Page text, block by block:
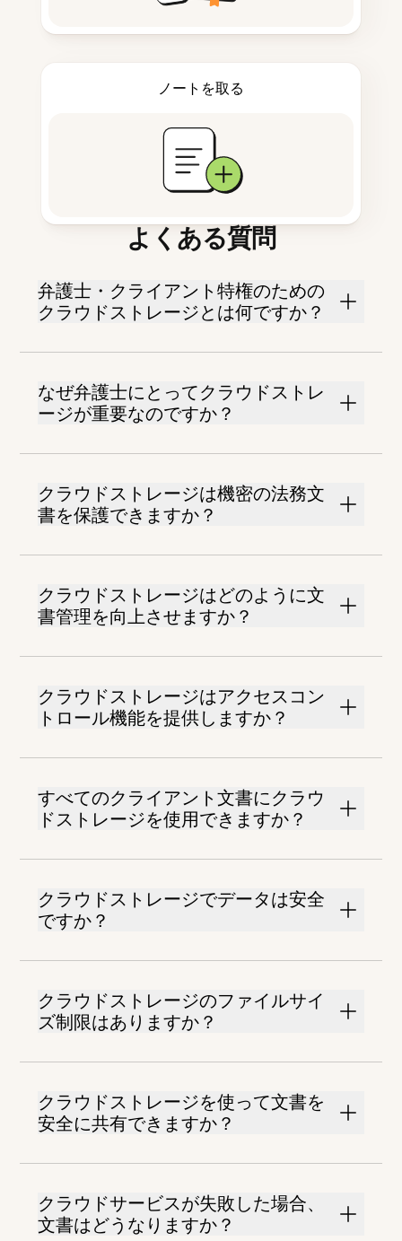
ノートを取る
よくある質問
弁護士・クライアント特権のための
クラウドストレージとは何ですか？
なぜ弁護士にとってクラウドストレ
ージが重要なのですか？
クラウドストレージは機密の法務文
書を保護できますか？
クラウドストレージはどのように文
書管理を向上させますか？
クラウドストレージはアクセスコン
トロール機能を提供しますか？
すべてのクライアント文書にクラウ
ドストレージを使用できますか？
クラウドストレージでデータは安全
ですか？
クラウドストレージのファイルサイ
ズ制限はありますか？
クラウドストレージを使って文書を
安全に共有できますか？
クラウドサービスが失敗した場合、
文書はどうなりますか？